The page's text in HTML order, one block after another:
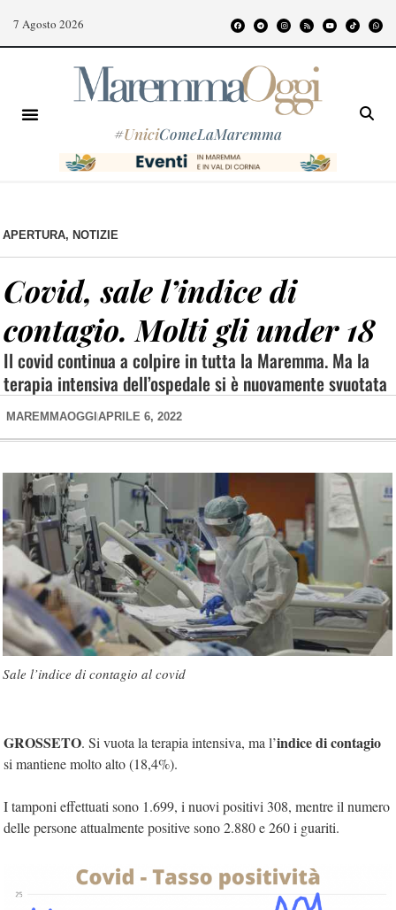
7 Agosto 2026
#UniciComeLaMaremma
APERTURA, NOTIZIE
Covid, sale l’indice di
contagio. Molti gli under 18
Il covid continua a colpire in tutta la Maremma. Ma la
terapia intensiva dell’ospedale si è nuovamente svuotata
MAREMMAOGGI APRILE 6, 2022
Sale l’indice di contagio al covid
GROSSETO. Si vuota la terapia intensiva, ma l’indice di contagio
si mantiene molto alto (18,4%).
I tamponi effettuati sono 1.699, i nuovi positivi 308, mentre il numero
delle persone attualmente positive sono 2.880 e 260 i guariti.